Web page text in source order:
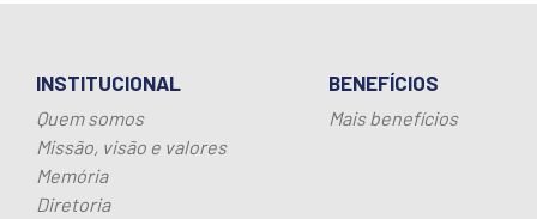
INSTITUCIONAL
Quem somos
Missão, visão e valores
Memória
Diretoria
BENEFÍCIOS
Mais benefícios